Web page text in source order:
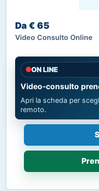
Da € 65
Video Consulto Online
ON LINE
Video-consulto
Apri la scheda per
remoto.